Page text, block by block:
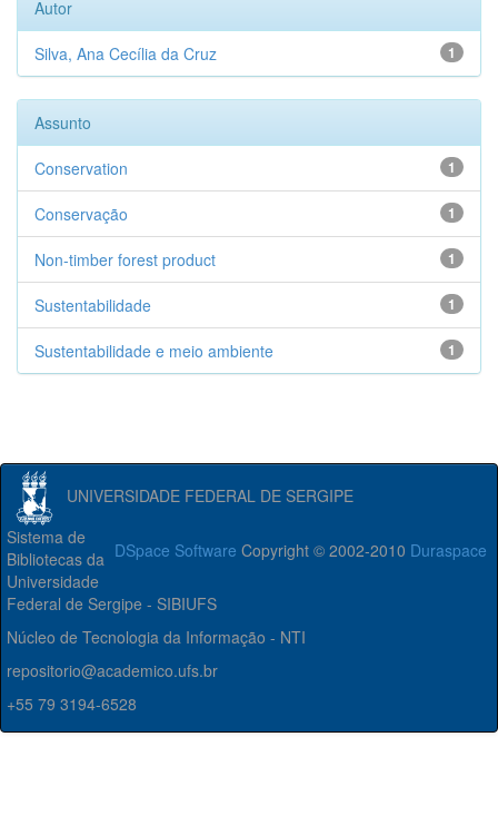
Autor
1
Silva, Ana Cecília da Cruz
Assunto
1
Conservation
1
Conservação
1
Non-timber forest product
1
Sustentabilidade
1
Sustentabilidade e meio ambiente
UNIVERSIDADE FEDERAL DE SERGIPE
DSpace Software Copyright © 2002-2010 Duraspace
Sistema de
Bibliotecas da
Universidade
Federal de Sergipe - SIBIUFS
Núcleo de Tecnologia da Informação - NTI
repositorio@academico.ufs.br
+55 79 3194-6528